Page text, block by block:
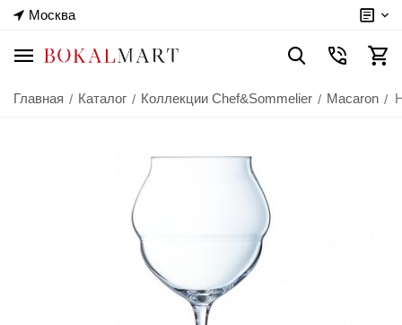
Москва
Главная / Каталог / Коллекции Chef&Sommelier / Macaron /